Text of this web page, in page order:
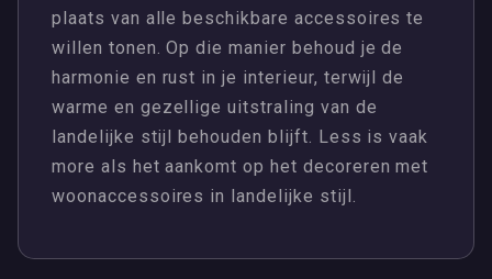
plaats van alle beschikbare accessoires te
willen tonen. Op die manier behoud je de
harmonie en rust in je interieur, terwijl de
warme en gezellige uitstraling van de
landelijke stijl behouden blijft. Less is vaak
more als het aankomt op het decoreren met
woonaccessoires in landelijke stijl.